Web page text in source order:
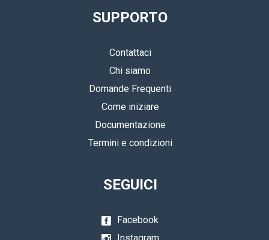
SUPPORTO
Contattaci
Chi siamo
Domande Frequenti
Come iniziare
Documentazione
Termini e condizioni
SEGUICI
Facebook